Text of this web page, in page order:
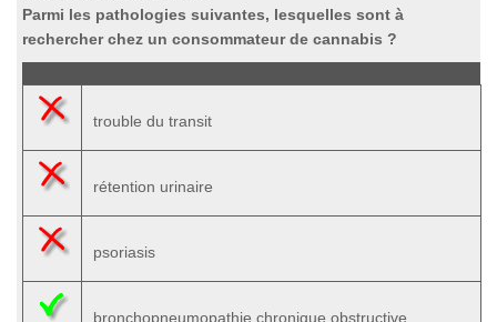
Parmi les pathologies suivantes, lesquelles sont à
rechercher chez un consommateur de cannabis ?
trouble du transit
rétention urinaire
psoriasis
bronchopneumopathie chronique obstructive